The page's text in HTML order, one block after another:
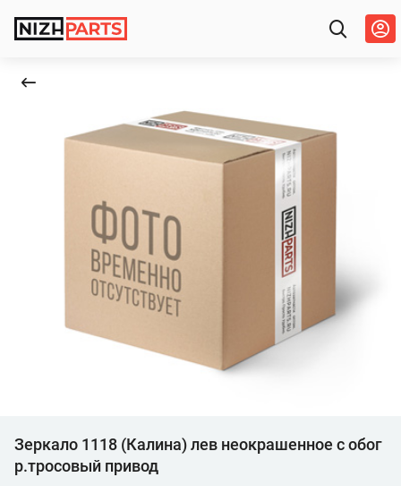
Зеркало 1118 (Калина) лев неокрашенное с обог
р.тросовый привод